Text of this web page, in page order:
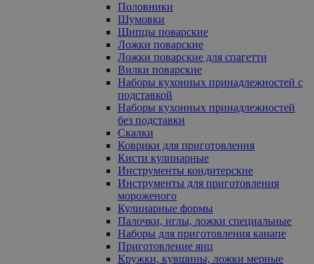
Половники
Шумовки
Щипцы поварские
Ложки поварские
Ложки поварские для спагетти
Вилки поварские
Наборы кухонных принадлежностей с
подставкой
Наборы кухонных принадлежностей
без подставки
Скалки
Коврики для приготовления
Кисти кулинарные
Инструменты кондитерские
Инструменты для приготовления
мороженого
Кулинарные формы
Палочки, иглы, ложки специальные
Наборы для приготовления канапе
Приготовление яиц
Кружки, кувшины, ложки мерные